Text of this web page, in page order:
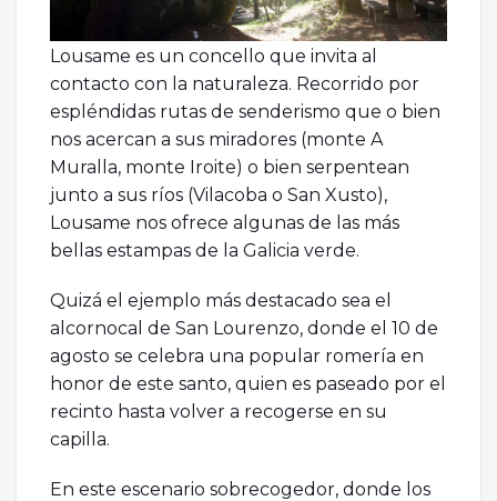
Lousame es un concello que invita al
contacto con la naturaleza. Recorrido por
espléndidas rutas de senderismo que o bien
nos acercan a sus miradores (monte A
Muralla, monte Iroite) o bien serpentean
junto a sus ríos (Vilacoba o San Xusto),
Lousame nos ofrece algunas de las más
bellas estampas de la Galicia verde.
Quizá el ejemplo más destacado sea el
alcornocal de San Lourenzo, donde el 10 de
agosto se celebra una popular romería en
honor de este santo, quien es paseado por el
recinto hasta volver a recogerse en su
capilla.
En este escenario sobrecogedor, donde los